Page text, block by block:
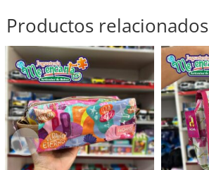
c
e
b
o
o
k
at
s
A
p
p
itt
er
ai
l
m
p
ar
tir
Productos relacionados